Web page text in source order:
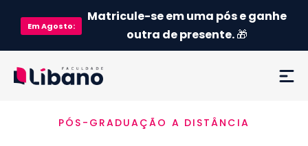
EmAgosto:
Matricule-se em uma pós e ganhe
outra de presente.🎁
EmentaPÓS-GRADUAÇÃO A DISTÂNCIA